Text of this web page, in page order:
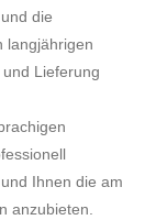
die
langjährigen
Lieferung
Ihnen die am
anzubieten.